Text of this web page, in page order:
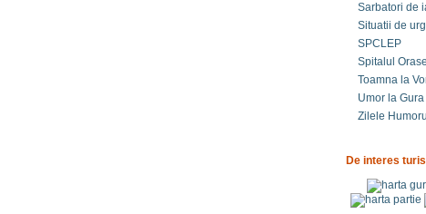
Sarbatori de
Situatii de
SPCLEP
Spitalul
Toamna la
Umor la
Zilele
De interes